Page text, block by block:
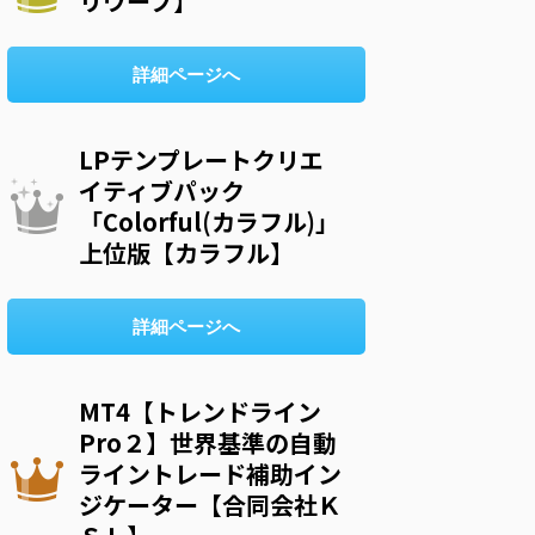
詳細ページへ
LPテンプレートクリエ
イティブパック
「Colorful(カラフル)」
上位版【カラフル】
詳細ページへ
MT4【トレンドライン
Pro２】世界基準の自動
ライントレード補助イン
ジケーター【合同会社Ｋ